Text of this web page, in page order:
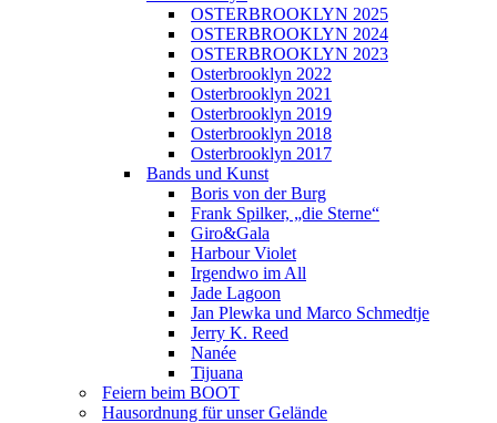
OSTERBROOKLYN 2025
OSTERBROOKLYN 2024
OSTERBROOKLYN 2023
Osterbrooklyn 2022
Osterbrooklyn 2021
Osterbrooklyn 2019
Osterbrooklyn 2018
Osterbrooklyn 2017
Bands und Kunst
Boris von der Burg
Frank Spilker, „die Sterne“
Giro&Gala
Harbour Violet
Irgendwo im All
Jade Lagoon
Jan Plewka und Marco Schmedtje
Jerry K. Reed
Nanée
Tijuana
Feiern beim BOOT
Hausordnung für unser Gelände